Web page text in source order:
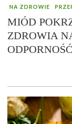
NA ZDROWIE
MIÓD
ZDROWIA